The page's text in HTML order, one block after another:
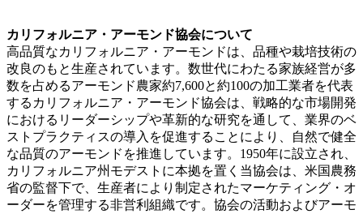
カリフォルニア・アーモンド協会について
高品質なカリフォルニア・アーモンドは、品種や栽培技術の
改良のもと生産されています。数世代にわたる家族経営が多
数を占めるアーモンド農家約7,600と約100の加工業者を代表
するカリフォルニア・アーモンド協会は、戦略的な市場開発
におけるリーダーシップや革新的な研究を通して、業界のベ
ストプラクティスの導入を促進することにより、自然で健全
な品質のアーモンドを推進しています。1950年に設立され、
カリフォルニア州モデストに本拠を置く当協会は、米国農務
省の監督下で、生産者により制定されたマーケティング・オ
ーダーを管理する非営利組織です。協会の活動およびアーモ